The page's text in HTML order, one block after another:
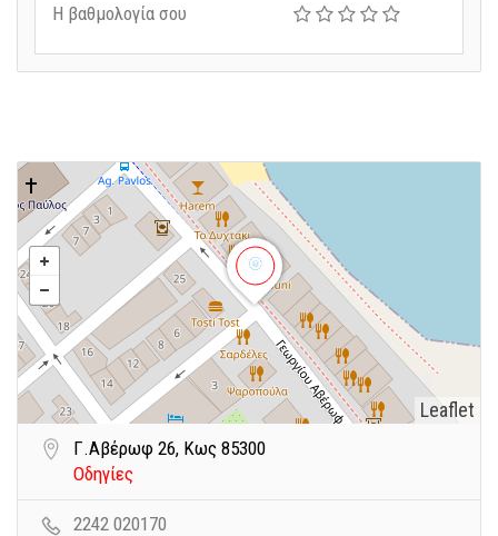
Η βαθμολογία σου
Leaflet
Γ.Αβέρωφ 26, Κως 85300
Οδηγίες
2242 020170